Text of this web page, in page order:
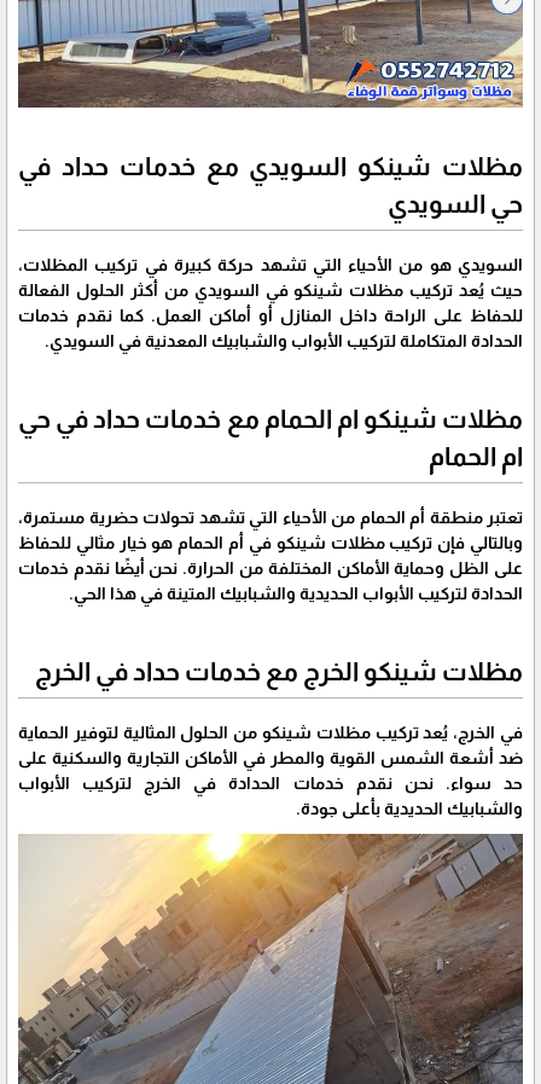
مظلات شينكو السويدي مع خدمات حداد في
حي السويدي
السويدي هو من الأحياء التي تشهد حركة كبيرة في تركيب المظلات،
حيث يُعد تركيب مظلات شينكو في السويدي من أكثر الحلول الفعالة
للحفاظ على الراحة داخل المنازل أو أماكن العمل. كما نقدم خدمات
الحدادة المتكاملة لتركيب الأبواب والشبابيك المعدنية في السويدي.
مظلات شينكو ام الحمام مع خدمات حداد في حي
ام الحمام
تعتبر منطقة أم الحمام من الأحياء التي تشهد تحولات حضرية مستمرة،
وبالتالي فإن تركيب مظلات شينكو في أم الحمام هو خيار مثالي للحفاظ
على الظل وحماية الأماكن المختلفة من الحرارة. نحن أيضًا نقدم خدمات
الحدادة لتركيب الأبواب الحديدية والشبابيك المتينة في هذا الحي.
مظلات شينكو الخرج مع خدمات حداد في الخرج
في الخرج، يُعد تركيب مظلات شينكو من الحلول المثالية لتوفير الحماية
ضد أشعة الشمس القوية والمطر في الأماكن التجارية والسكنية على
حد سواء. نحن نقدم خدمات الحدادة في الخرج لتركيب الأبواب
والشبابيك الحديدية بأعلى جودة.